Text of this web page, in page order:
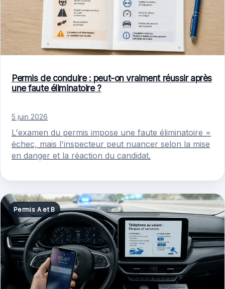
Permis de conduire : peut-on vraiment réussir après
une faute éliminatoire ?
5 juin 2026
L'examen du permis impose une faute éliminatoire =
échec, mais l'inspecteur peut nuancer selon la mise
en danger et la réaction du candidat.
Permis A et B